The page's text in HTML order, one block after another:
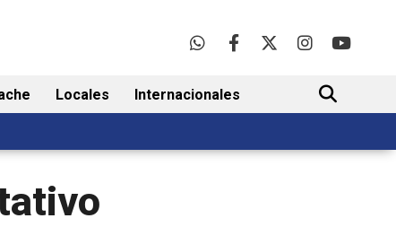
Locales Internacionales
BUSCAR